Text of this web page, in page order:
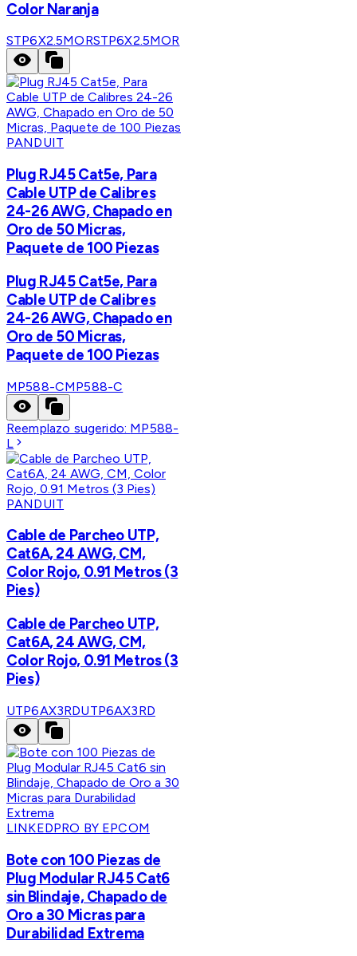
Color Naranja
STP6X2.5MORSTP6X2.5MOR
PANDUIT
Plug RJ45 Cat5e, Para
Cable UTP de Calibres
24-26 AWG, Chapado en
Oro de 50 Micras,
Paquete de 100 Piezas
Plug RJ45 Cat5e, Para
Cable UTP de Calibres
24-26 AWG, Chapado en
Oro de 50 Micras,
Paquete de 100 Piezas
MP588-CMP588-C
Reemplazo sugerido: MP588-
L
PANDUIT
Cable de Parcheo UTP,
Cat6A, 24 AWG, CM,
Color Rojo, 0.91 Metros (3
Pies)
Cable de Parcheo UTP,
Cat6A, 24 AWG, CM,
Color Rojo, 0.91 Metros (3
Pies)
UTP6AX3RDUTP6AX3RD
LINKEDPRO BY EPCOM
Bote con 100 Piezas de
Plug Modular RJ45 Cat6
sin Blindaje, Chapado de
Oro a 30 Micras para
Durabilidad Extrema